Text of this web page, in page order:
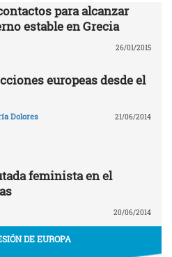
para alcanzar
estable en Grecia
26/01/2015
europeas desde el
Dolores
21/06/2014
feminista en el
20/06/2014
DE EUROPA